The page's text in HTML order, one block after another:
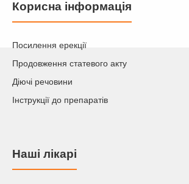
Корисна інформація
Посилення ерекції
Продовження статевого акту
Діючі речовини
Інструкції до препаратів
Наші лікарі